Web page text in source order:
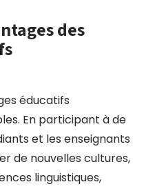
des
éducatifs
En participant à de
et les enseignants
de nouvelles cultures,
linguistiques,